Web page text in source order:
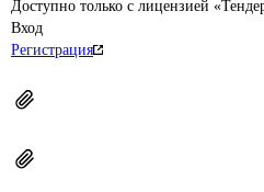
Доступно только с лицензией
Вход
Регистрация